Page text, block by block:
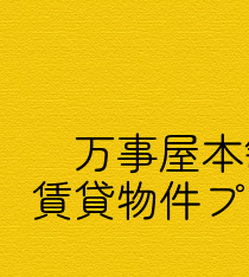
万事屋
賃貸物件